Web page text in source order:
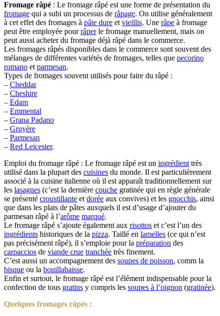
Fromage râpé : Le fromage râpé est une forme de présentation du
fromage qui a subi un processus de râpage. On utilise généralement
à cet effet des fromages à pâte dure et vieillis. Une râpe à fromage
peut être employée pourrâperle fromage manuellement, mais on
peut aussi acheter du fromage déjà râpé dans le commerce.
Les fromages râpés disponibles dans le commerce sont souvent des
mélanges de différentes variétés de fromages, telles que pecorino
romano et parmesan.
Types de fromages souvent utilisés pour faire du râpé :
– Cheddar
– Cheshire
– Edam
– Emmental
– Grana Padano
– Gruyère
– Parmesan
– Red Leicester.
Emploi du fromage râpé : Le fromage râpé est un ingrédient très
utilisé dans la plupart des cuisines du monde. Il est particulièrement
associé à la cuisine italienne où il est apparaît traditionnellement sur
les lasagnes (c’est la dernière couche gratinée qui en règle générale
se présenté croustillante et dorée aux convives) et les gnocchis, ainsi
que dans les plats de pâtes auxquels il est d’usage d’ajouter du
parmesan râpé à l’arôme marqué.
Le fromage râpé s’ajoute également aux risottos et c’est l’un des
ingrédients historiques de la pizza. Taillé en lamelles (ce qui n’est
pas précisément râpé), il s’emploie pour la préparation des
carpaccios de viande crue tranchée très finement.
C’est aussi un accompagnement des soupes de poisson, comm la
bisque ou la bouillabaisse.
Enfin et surtout, le fromage râpé est l’élément indispensable pour la
confection de tous gratins y compris les soupes à l’oignon (gratinée).
Quelques fromages râpés :